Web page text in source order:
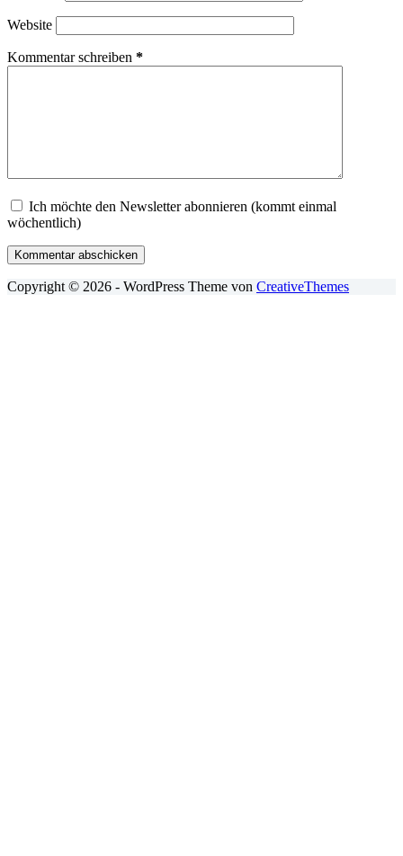
Website
Kommentar schreiben *
Ich möchte den Newsletter abonnieren (kommt einmal
wöchentlich)
Kommentar abschicken
Copyright © 2026 - WordPress Theme von CreativeThemes